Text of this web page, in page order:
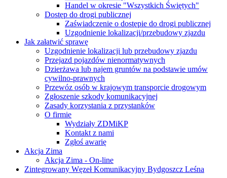
Handel w okresie "Wszystkich Świętych"
Dostęp do drogi publicznej
Zaświadczenie o dostępie do drogi publicznej
Uzgodnienie lokalizacji/przebudowy zjazdu
Jak załatwić sprawę
Uzgodnienie lokalizacji lub przebudowy zjazdu
Przejazd pojazdów nienormatywnych
Dzierżawa lub najem gruntów na podstawie umów
cywilno-prawnych
Przewóz osób w krajowym transporcie drogowym
Zgłoszenie szkody komunikacyjnej
Zasady korzystania z przystanków
O firmie
Wydziały ZDMiKP
Kontakt z nami
Zgłoś awarię
Akcja Zima
Akcja Zima - On-line
Zintegrowany Węzeł Komunikacyjny Bydgoszcz Leśna